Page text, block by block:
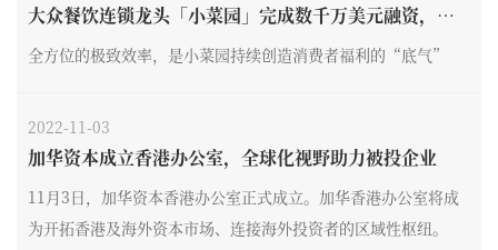
大众餐饮连锁龙头「小菜园」完成数千万美元融资，加
全方位的极致效率，是小菜园持续创造消费者福利的“底气”
2022-11-03
加华资本成立香港办公室，全球化视野助力被投企业
11月3日，加华资本香港办公室正式成立。加华香港办公室将成
为开拓香港及海外资本市场、连接海外投资者的区域性枢纽。